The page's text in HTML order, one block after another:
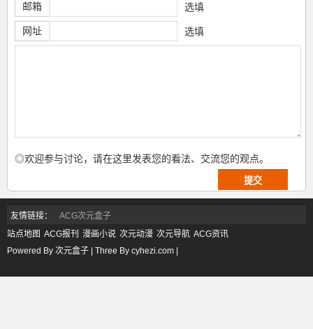
邮箱 选填
网址 选填
◎欢迎参与讨论，请在这里发表您的看法、交流您的观点。
友情链接：
ACG次元盒子
站点地图 ACG报刊 漫画小说 次元动漫 次元导航 ACG资讯
Powered By 次元盒子 | Three By cyhezi.com |